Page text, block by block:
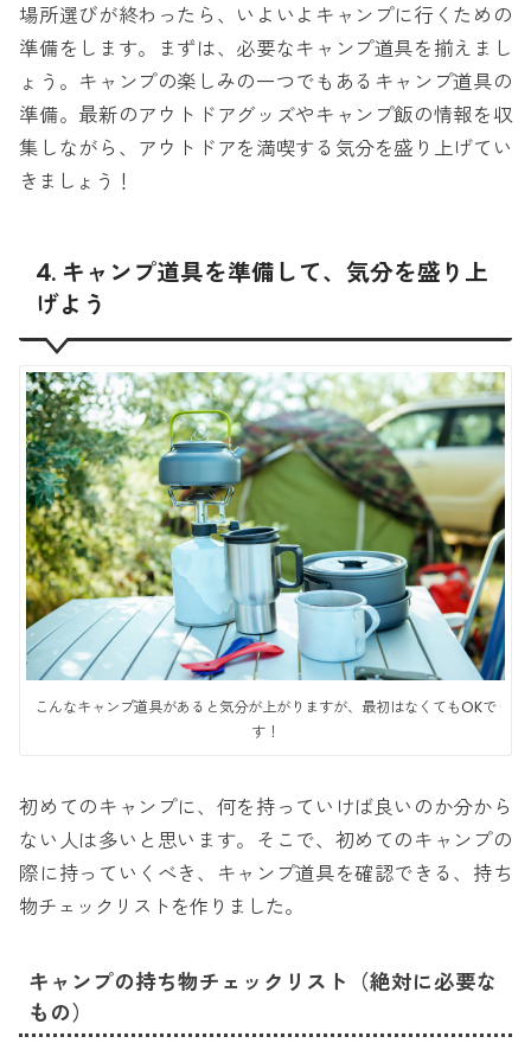
場所選びが終わったら、いよいよキャンプに行くための
準備をします。まずは、必要なキャンプ道具を揃えまし
ょう。キャンプの楽しみの一つでもあるキャンプ道具の
準備。最新のアウトドアグッズやキャンプ飯の情報を収
集しながら、アウトドアを満喫する気分を盛り上げてい
きましょう！
4. キャンプ道具を準備して、気分を盛り上
げよう
こんなキャンプ道具があると気分が上がりますが、最初はなくてもOKで
す！
初めてのキャンプに、何を持っていけば良いのか分から
ない人は多いと思います。そこで、初めてのキャンプの
際に持っていくべき、キャンプ道具を確認できる、持ち
物チェックリストを作りました。
キャンプの持ち物チェックリスト（絶対に必要な
もの）